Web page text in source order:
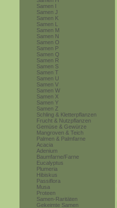
Samen I
Samen J
Samen K
Samen L
Samen M
Samen N
Samen O
Samen P
Samen Q
Samen R
Samen S
Samen T
Samen U
Samen V
Samen W
Samen X
Samen Y
Samen Z
Schling & Kletterpflanzen
Frucht & Nutzpflanzen
Gemüse & Gewürze
Mangroven & Teich
Palmen & Palmfarne
Acacia
Adenium
Baumfarne/Farne
Eucalyptus
Plumeria
Hibiskus
Passiflora
Musa
Proteen
Samen-Raritäten
Gekeimte Samen